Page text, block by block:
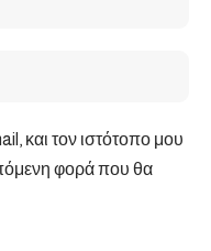
και τον ιστότοπο μου
φορά που θα